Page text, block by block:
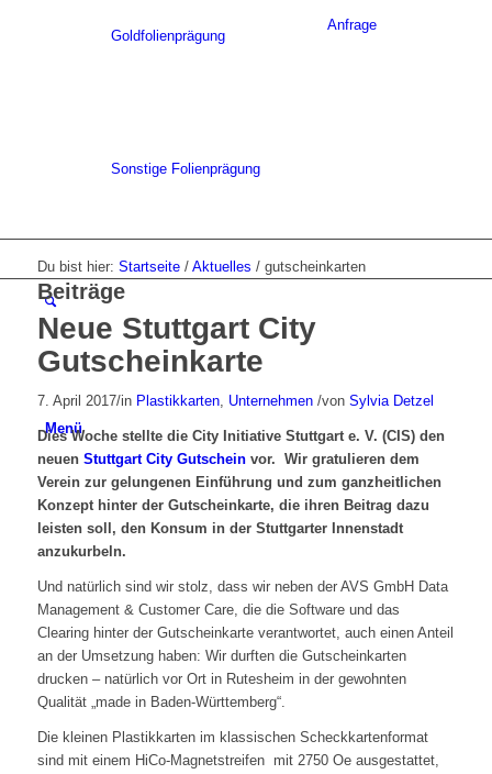
Goldfolienprägung
Sonstige Folienprägung
Anfrage
Menü
Du bist hier: Startseite / Aktuelles / gutscheinkarten
Beiträge
Neue Stuttgart City
Gutscheinkarte
7. April 2017/in Plastikkarten, Unternehmen /von Sylvia Detzel
Dies Woche stellte die City Initiative Stuttgart e. V. (CIS) den
neuen Stuttgart City Gutscheinvor. Wir gratulieren dem
Verein zur gelungenen Einführung und zum ganzheitlichen
Konzept hinter der Gutscheinkarte, die ihren Beitrag dazu
leisten soll, den Konsum in der Stuttgarter Innenstadt
anzukurbeln.
Und natürlich sind wir stolz, dass wir neben der AVS GmbH Data
Management & Customer Care, die die Software und das
Clearing hinter der Gutscheinkarte verantwortet, auch einen Anteil
an der Umsetzung haben: Wir durften die Gutscheinkarten
drucken – natürlich vor Ort in Rutesheim in der gewohnten
Qualität „made in Baden-Württemberg“.
Die kleinen Plastikkarten im klassischen Scheckkartenformat
sind mit einem HiCo-Magnetstreifen mit 2750 Oe ausgestattet,